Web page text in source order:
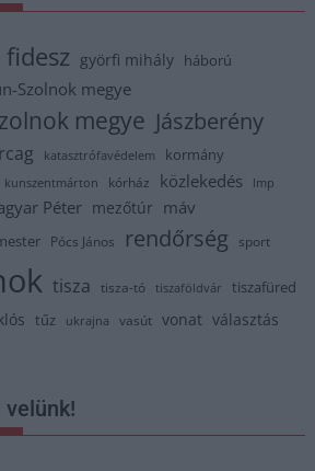
fidesz györfi mihály háború
Szolnok megye
megye Jászberény
katasztrófavédelem kormány
kunszentmárton kórház közlekedés lmp
Péter mezőtúr máv
Pócs János rendőrség sport
tisza tisza-tó tiszaföldvár tiszafüred
tűz ukrajna vasút vonat választás
velünk!